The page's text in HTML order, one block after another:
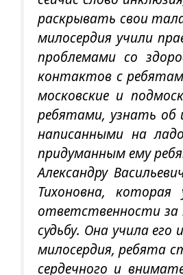
раскрывать свои
милосердия учили
проблемами со
контактов с
московские и
ребятами, узнать об
написанными на
придуманным ему
Александру
Тихоновна,
ответственности
судьбу. Она учила
милосердия, ребята
сердечного и